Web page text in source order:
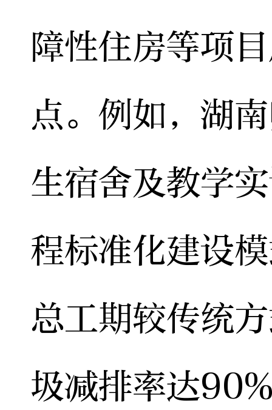
障性住房等项
点。例如，湖
生宿舍及教学
程标准化建设
总工期较传统
圾减排率达